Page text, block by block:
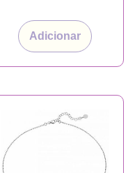
Adicionar